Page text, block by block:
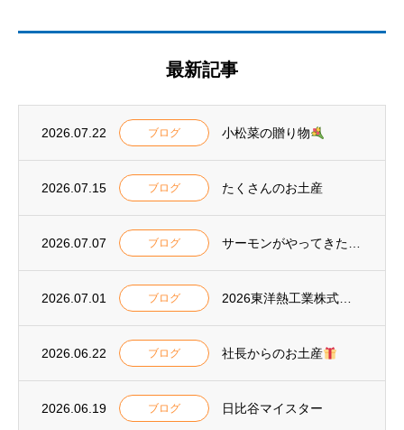
最新記事
2026.07.22 ブログ 小松菜の贈り物
2026.07.15 ブログ たくさんのお土産
2026.07.07 ブログ
2026.07.01 ブログ
2026.06.22 ブログ 社長からのお土産
2026.06.19 ブログ 日比谷マイスター